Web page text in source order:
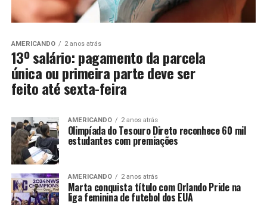
AMERICANDO 2 anos atrás
13º salário: pagamento da parcela
única ou primeira parte deve ser
feito até sexta-feira
AMERICANDO 2 anos atrás
Olimpíada do Tesouro Direto reconhece 60 mil
estudantes com premiações
AMERICANDO 2 anos atrás
Marta conquista título com Orlando Pride na
liga feminina de futebol dos EUA